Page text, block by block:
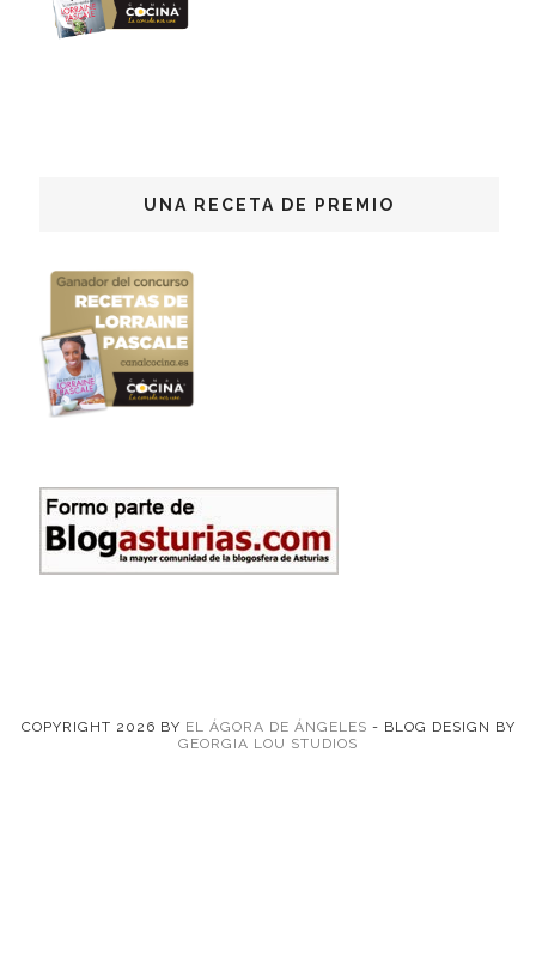
UNA RECETA DE PREMIO
COPYRIGHT 2026 BY EL ÁGORA DE ÁNGELES - BLOG DESIGN BY
GEORGIA LOU STUDIOS